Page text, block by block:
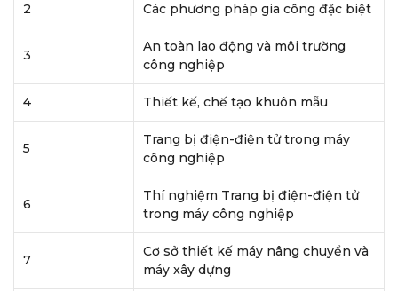
2 Các phương pháp gia công đặc biệt
3
An toàn lao động và môi trường
công nghiệp
4 Thiết kế, chế tạo khuôn mẫu
5
Trang bị điện-điện tử trong máy
công nghiệp
6
Thí nghiệm Trang bị điện-điện tử
trong máy công nghiệp
7
Cơ sở thiết kế máy nâng chuyển và
máy xây dựng